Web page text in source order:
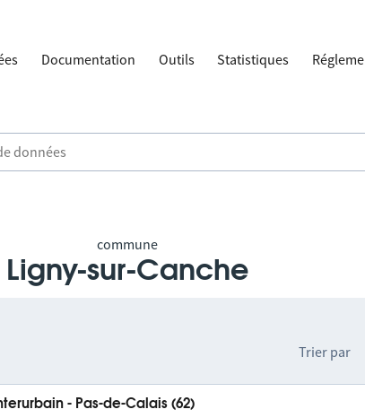
Documentation Outils Statistiques
commune
Ligny-sur-Canche
Trier par
- Pas-de-Calais (62)